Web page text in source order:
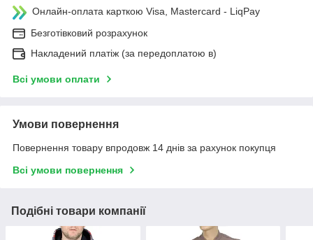
Онлайн-оплата карткою Visa, Mastercard - LiqPay
Безготівковий розрахунок
Накладений платіж (за передоплатою в)
Всі умови оплати
Умови повернення
Повернення товару впродовж 14 днів за рахунок покупця
Всі умови повернення
Подібні товари компанії